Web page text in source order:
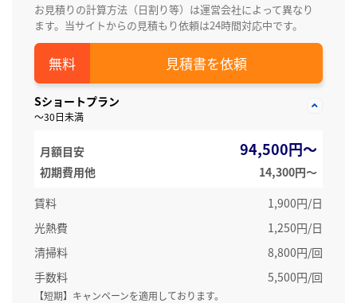
お見積りの計算方法（日割り等）は運営会社によって異なり
ます。当サイトからの見積もり依頼は24時間対応中です。
見積書を依頼
Sショートプラン
～30日未満
月額目安 94,500円～
初期費用他
14,300円〜
賃料
1,900円/日
光熱費
1,250円/日
清掃料
8,800円/回
手数料
5,500円/回
【短期】キャンペーンを適用しております。